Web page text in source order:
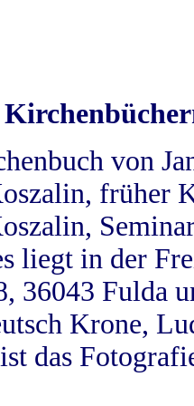
von
früher
liegt in der
36043 Fulda
Krone,
das